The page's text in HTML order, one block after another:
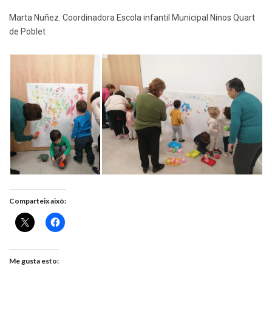
Marta Nuñez. Coordinadora Escola infantil Municipal Ninos Quart
de Poblet
Comparteix això:
Me gusta esto: